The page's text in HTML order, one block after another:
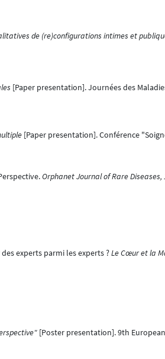
de (re)configurations intimes et
[Paper presentation]. Journées des
[Paper presentation]. Conférence
Orphanet Journal of Rare Diseases,
experts parmi les experts ?Le Cœur et la
[Poster presentation]. 9th European